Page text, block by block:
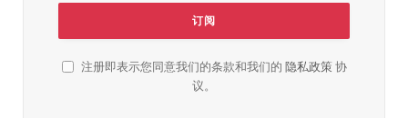
注册即表示您同意我们的条款和我们的 隐私政策协
议。